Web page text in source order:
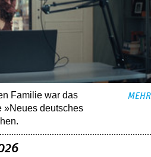
Familie war das
»Neues deutsches
MEHR